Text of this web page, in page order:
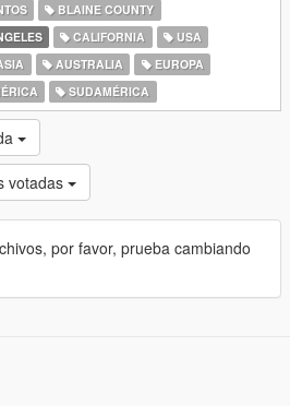
BLAINE COUNTY
CALIFORNIA
USA
AUSTRALIA
EUROPA
SUDAMÉRICA
votadas
por favor, prueba cambiando